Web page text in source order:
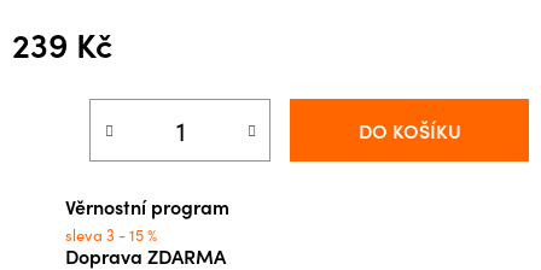
239 Kč
DO KOŠÍKU
Věrnostní program
sleva 3 - 15 %
Doprava ZDARMA